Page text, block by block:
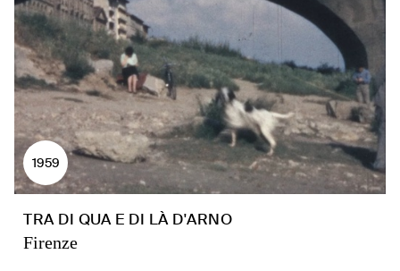
1959
TRA DI QUA E DI LÀ D'ARNO
Firenze